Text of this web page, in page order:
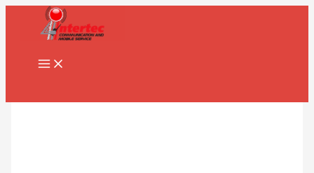
Skip
MAIN
MENU
จำนวน
ซอง
หนัง
วิทยุ